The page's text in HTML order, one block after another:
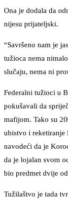
Ona je dodala da
nijesu prijateljski.
“Savršeno nam je
tužioca nema
slučaju, nema ni
Federalni tužioci u
pokušavali da
mafijom. Tako su
ubistvo i reketiranje
navodeći da je
da je lojalan svom
bio predmet dvije
Tužilaštvo je tada